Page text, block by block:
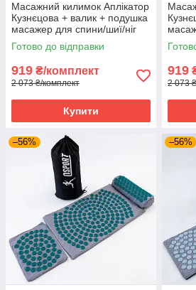
Масажний килимок Аплікатор
Кузнєцова + валик + подушка
масажер для спини/шиї/ніг
OSPORT Lotus Set (n-0003)
Сіро-червоний
Готово до відправки
919 ₴/комплект
2 073 ₴/комплект
Купити
Сіро-
919
2 073
–56% –56%